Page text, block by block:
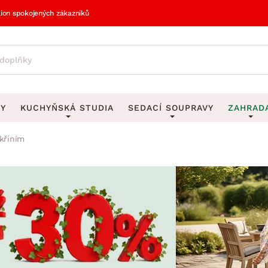
spokojených zákazníků
Obrazy
Hodiny
Vázy
Zobrazit vše
Věšáky na
Stojany na
Stojany na
Stojany na
Zobrazit vše
KUCHYŇSKÁ STUDIA SEDACÍ SOUPRAVY
Rohové sedací soupravy
Sedací soupravy 3-2-1
Sedací soupravy na míru